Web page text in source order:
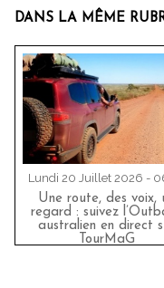
DANS LA MÊME
Lundi 20 Juillet 2026 -
Une route, des voix,
regard : suivez
australien en direct
TourMaG